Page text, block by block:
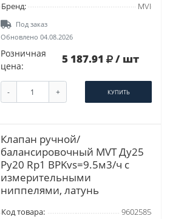
Бренд:
MVI
Под заказ
Обновлено 04.08.2026
Розничная
цена:
5 187.91 / шт
- + КУПИТЬ
Клапан ручной/
балансировочный MVT Ду25
Ру20 Rp1 ВРKvs=9.5м3/ч с
измерительными
ниппелями, латунь
Код товара:
9602585